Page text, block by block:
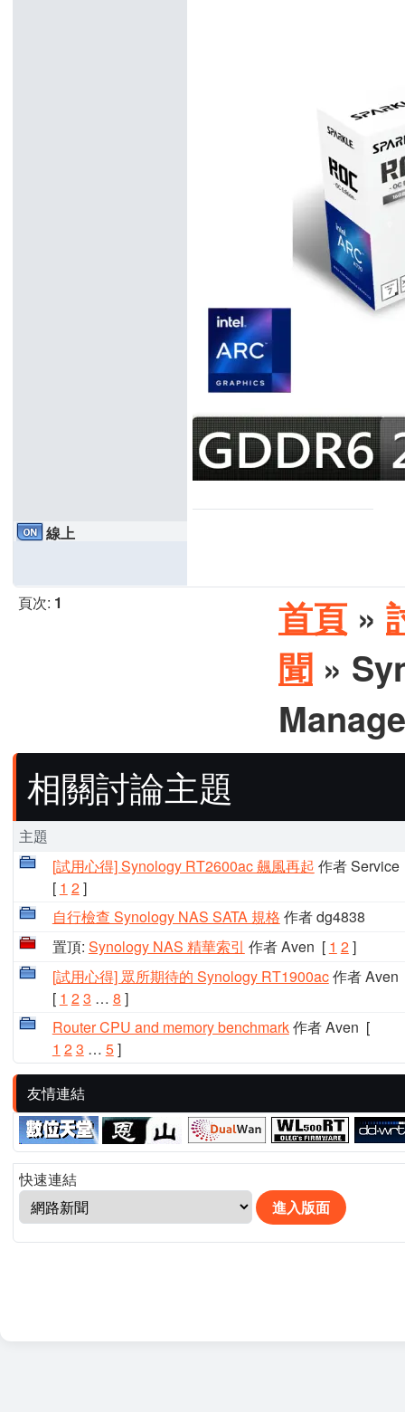
線上
頁次: 1 首頁 »
聞 »
相關討論主題
主題
[試用心得] Synology RT2600ac 飆風再起 作者 Service
[ 1 2]
自行檢查 Synology NAS SATA 規格 作者 dg4838
置頂: Synology NAS 精華索引 作者 Aven [ 1 2]
[試用心得] 眾所期待的 Synology RT1900ac作者 Aven
[ 1 23 … 8 ]
Router CPU and memory benchmark作者 Aven [
1 23 … 5]
友情連結
快速連結